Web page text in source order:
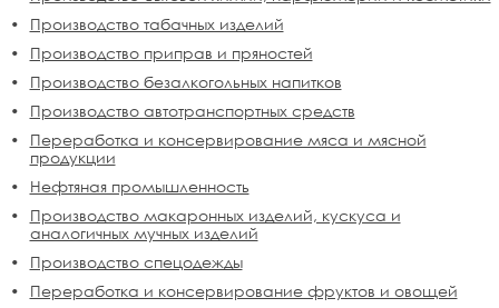
Производство табачных изделий
Производство приправ и пряностей
Производство безалкогольных напитков
Производство автотранспортных средств
Переработка и консервирование мяса и мясной
продукции
Нефтяная промышленность
Производство макаронных изделий, кускуса и
аналогичных мучных изделий
Производство спецодежды
Переработка и консервирование фруктов и овощей